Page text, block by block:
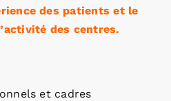
des patients et le
des centres.
et cadres